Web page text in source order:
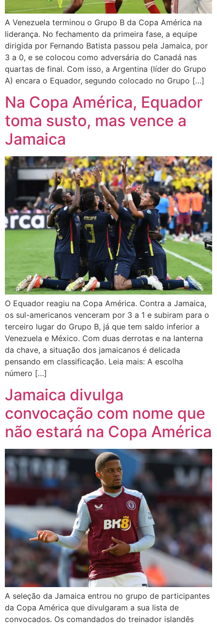
A Venezuela terminou o Grupo B da Copa América na
liderança. No fechamento da primeira fase, a equipe
dirigida por Fernando Batista passou pela Jamaica, por
3 a 0, e se colocou como adversária do Canadá nas
quartas de final. Com isso, a Argentina (líder do Grupo
A) encara o Equador, segundo colocado no Grupo […]
Na Copa América, Equador
toma susto, mas vence a
Jamaica
O Equador reagiu na Copa América. Contra a Jamaica,
os sul-americanos venceram por 3 a 1 e subiram para o
terceiro lugar do Grupo B, já que tem saldo inferior a
Venezuela e México. Com duas derrotas e na lanterna
da chave, a situação dos jamaicanos é delicada
pensando em classificação. Leia mais: A escolha
número […]
Jamaica divulga
convocação com nome que
não estará na Copa América
A seleção da Jamaica entrou no grupo de participantes
da Copa América que divulgaram a sua lista de
convocados. Os comandados do treinador islandês